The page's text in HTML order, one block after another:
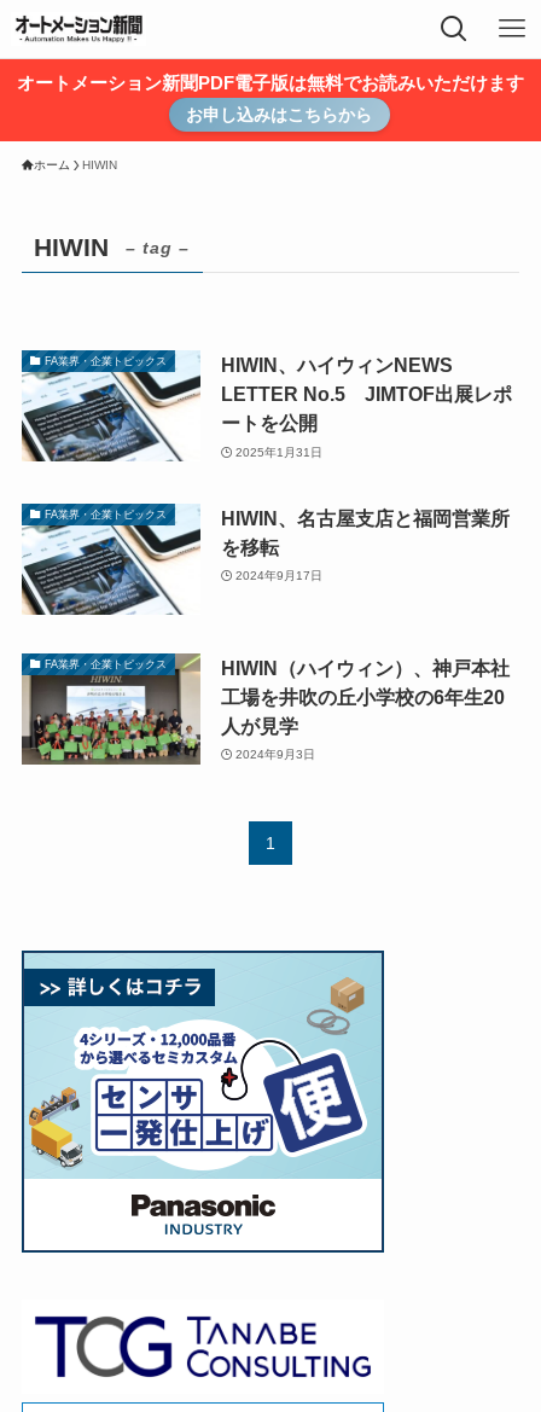
オートメーション新聞PDF電子版は無料でお読みいただけます
お申し込みはこちらから
ホーム HIWIN
HIWIN – tag –
FA業界・企業トピックス
HIWIN、ハイウィンNEWS
LETTER No.5 JIMTOF出展レポ
ートを公開
2025年1月31日
FA業界・企業トピックス
HIWIN、名古屋支店と福岡営業所
を移転
2024年9月17日
FA業界・企業トピックス
HIWIN（ハイウィン）、神戸本社
工場を井吹の丘小学校の6年生20
人が見学
2024年9月3日
1